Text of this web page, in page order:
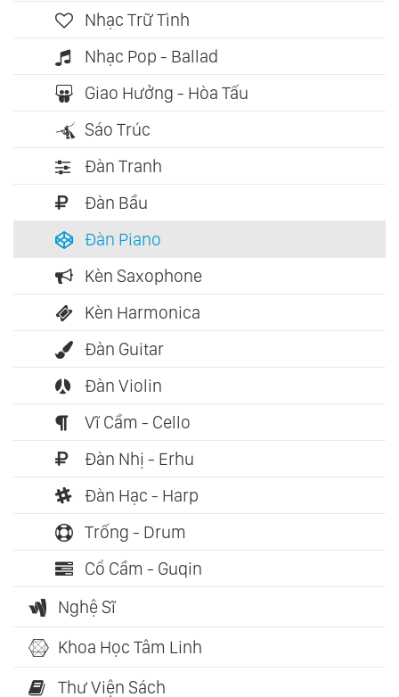
Nhạc Trữ Tình
Nhạc Pop - Ballad
Giao Hưởng - Hòa Tấu
Sáo Trúc
Đàn Tranh
Đàn Bầu
Đàn Piano
Kèn Saxophone
Kèn Harmonica
Đàn Guitar
Đàn Violin
Vĩ Cầm - Cello
Đàn Nhị - Erhu
Đàn Hạc - Harp
Trống - Drum
Cổ Cầm - Guqin
Nghệ Sĩ
Khoa Học Tâm Linh
Thư Viện Sách